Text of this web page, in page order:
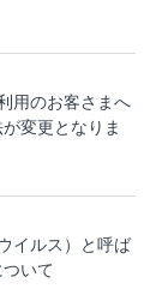
用のお客さまへ
変更となりま
イルス）と呼ば
いて